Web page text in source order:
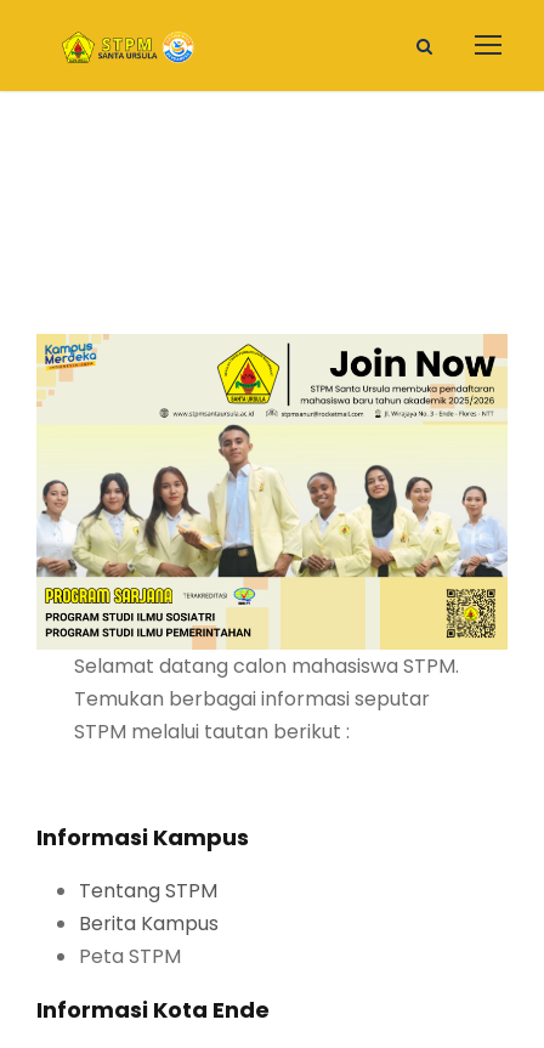
Selamat datang calon mahasiswa STPM.
Temukan berbagai informasi seputar
STPM melalui tautan berikut :
Informasi Kampus
Tentang STPM
Berita Kampus
Peta STPM
Informasi Kota Ende